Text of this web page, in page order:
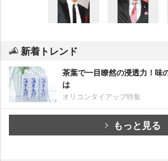
新着トレンド
茶葉で一目瞭然の浸透力！味
は
オリコンタイアップ特集
もっと見る